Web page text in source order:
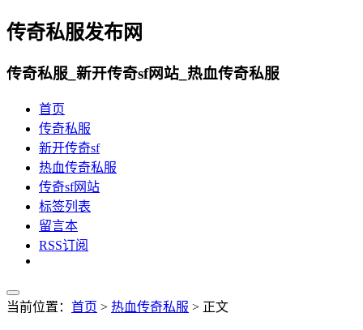
传奇私服发布网
传奇私服_新开传奇sf网站_热血传奇私服
首页
传奇私服
新开传奇sf
热血传奇私服
传奇sf网站
标签列表
留言本
RSS订阅
当前位置： 首页 > 热血传奇私服 > 正文